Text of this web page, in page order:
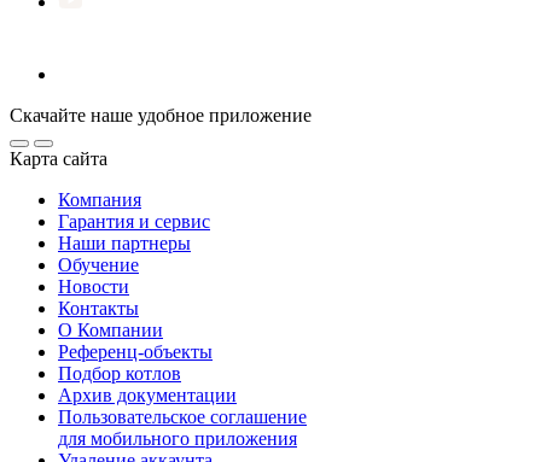
Скачайте наше удобное приложение
Карта сайта
Компания
Гарантия и сервис
Наши партнеры
Обучение
Новости
Контакты
О Компании
Референц-объекты
Подбор котлов
Архив документации
Пользовательское соглашение
для мобильного приложения